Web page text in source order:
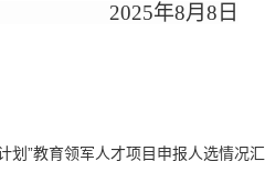
月8日
划”教育领军人才项目申报人选情况